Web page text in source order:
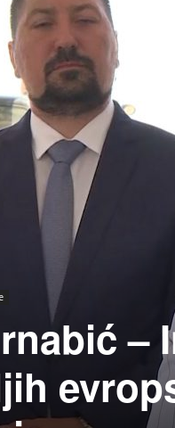
–